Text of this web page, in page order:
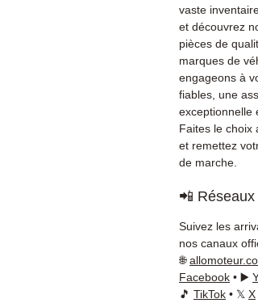
vaste
et découvrez
pièces de
marques de
engageons à
fiables, une
exceptionnelle
Faites le choix
et remettez
de marche.
📲
Suivez les
nos canaux
🌐
Facebook • ▶️
🎵 TikTok • 𝕏 X